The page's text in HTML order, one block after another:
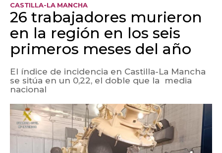
CASTILLA-LA MANCHA
26 trabajadores murieron
en la región en los seis
primeros meses del año
El índice de incidencia en Castilla-La Mancha
se sitúa en un 0,22, el doble que la media
nacional